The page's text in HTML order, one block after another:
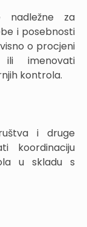
nadležne za
i posebnosti
o procjeni
ili imenovati
kontrola.
i druge
koordinaciju
u skladu s